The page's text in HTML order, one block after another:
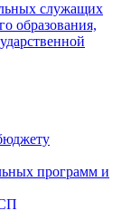
служащих
образования,
программ и